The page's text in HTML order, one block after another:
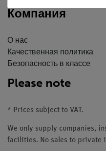
Компания
О нас
Качественная политика
Безопасность в классе
Please note
* Prices subject to VAT.
We only supply companies,
facilities. No sales to private